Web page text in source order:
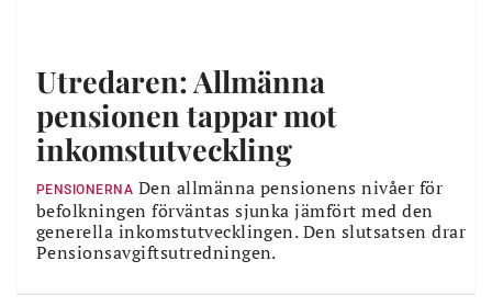
Utredaren: Allmänna
pensionen tappar mot
inkomstutveckling
PENSIONERNA Den allmänna pensionens nivåer för
befolkningen förväntas sjunka jämfört med den
generella inkomstutvecklingen. Den slutsatsen drar
Pensionsavgiftsutredningen.